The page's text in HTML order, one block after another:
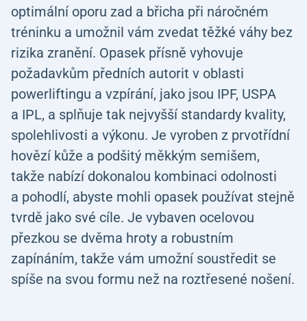
optimální oporu zad a břicha při náročném
tréninku a umožnil vám zvedat těžké váhy bez
rizika zranění. Opasek přísně vyhovuje
požadavkům předních autorit v oblasti
powerliftingu a vzpírání, jako jsou IPF, USPA
a IPL, a splňuje tak nejvyšší standardy kvality,
spolehlivosti a výkonu. Je vyroben z prvotřídní
hovězí kůže a podšitý měkkým semišem,
takže nabízí dokonalou kombinaci odolnosti
a pohodlí, abyste mohli opasek používat stejně
tvrdě jako své cíle. Je vybaven ocelovou
přezkou se dvěma hroty a robustním
zapínáním, takže vám umožní soustředit se
spíše na svou formu než na roztřesené nošení.